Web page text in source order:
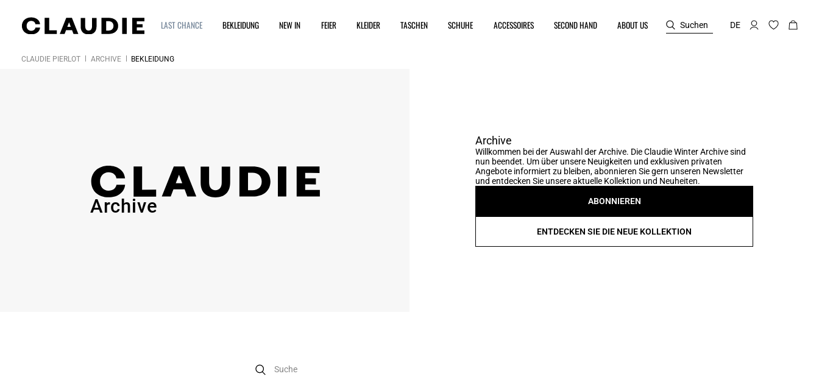
LAST CHANCE BEKLEIDUNG NEW IN FEIER KLEIDER TASCHEN SCHUHE ACCESSOIRES SECOND HAND ABOUT US Suchen DE
CLAUDIE PIERLOT ARCHIVE BEKLEIDUNG
Archive
Archive
Willkommen bei der Auswahl der Archive. Die Claudie Winter Archive sind
nun beendet. Um über unsere Neuigkeiten und exklusiven privaten
Angebote informiert zu bleiben, abonnieren Sie gern unseren Newsletter
und entdecken Sie unsere aktuelle Kollektion und Neuheiten.
ABONNIEREN
ENTDECKEN SIE DIE NEUE KOLLEKTION